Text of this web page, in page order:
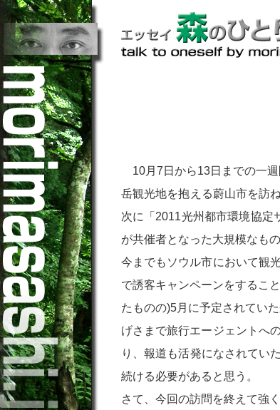
10月7日から13日までの一週
岳観光地を抱える蔚山市を訪
次に「2011光州都市環境協定
が共催者となった大規模なも
今までもソウル市において観
で誘客キャンペーンをするこ
たものの)5月に予定されてい
げさまで旅行エージェントへ
り、報道も活発になされてい
続ける必要があると思う。
さて、今回の訪問を終えて強